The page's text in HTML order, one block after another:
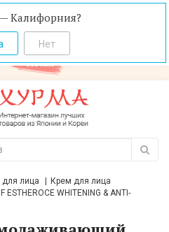
Калифорния?
лица
Крем для лица
WHITENING & ANTI-